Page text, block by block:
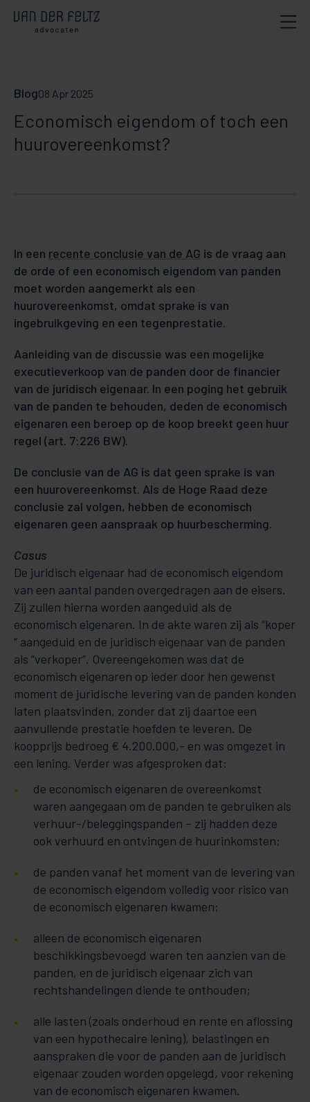
Blog08 Apr 2025
Economisch eigendom of toch een
huurovereenkomst?
In een recente conclusie van de AG is de vraag aan
de orde of een economisch eigendom van panden
moet worden aangemerkt als een
huurovereenkomst, omdat sprake is van
ingebruikgeving en een tegenprestatie.
Aanleiding van de discussie was een mogelijke
executieverkoop van de panden door de financier
van de juridisch eigenaar. In een poging het gebruik
van de panden te behouden, deden de economisch
eigenaren een beroep op de koop breekt geen huur
regel (art. 7:226 BW).
De conclusie van de AG is dat geen sprake is van
een huurovereenkomst. Als de Hoge Raad deze
conclusie zal volgen, hebben de economisch
eigenaren geen aanspraak op huurbescherming.
Casus
De juridisch eigenaar had de economisch eigendom
van een aantal panden overgedragen aan de eisers.
Zij zullen hierna worden aangeduid als de
economisch eigenaren. In de akte waren zij als “koper
“ aangeduid en de juridisch eigenaar van de panden
als “verkoper”. Overeengekomen was dat de
economisch eigenaren op ieder door hen gewenst
moment de juridische levering van de panden konden
laten plaatsvinden, zonder dat zij daartoe een
aanvullende prestatie hoefden te leveren. De
koopprijs bedroeg € 4.200.000,- en was omgezet in
een lening. Verder was afgesproken dat:
de economisch eigenaren de overeenkomst
waren aangegaan om de panden te gebruiken als
verhuur-/beleggingspanden – zij hadden deze
ook verhuurd en ontvingen de huurinkomsten;
de panden vanaf het moment van de levering van
de economisch eigendom volledig voor risico van
de economisch eigenaren kwamen;
alleen de economisch eigenaren
beschikkingsbevoegd waren ten aanzien van de
panden, en de juridisch eigenaar zich van
rechtshandelingen diende te onthouden;
alle lasten (zoals onderhoud en rente en aflossing
van een hypothecaire lening), belastingen en
aanspraken die voor de panden aan de juridisch
eigenaar zouden worden opgelegd, voor rekening
van de economisch eigenaren kwamen.